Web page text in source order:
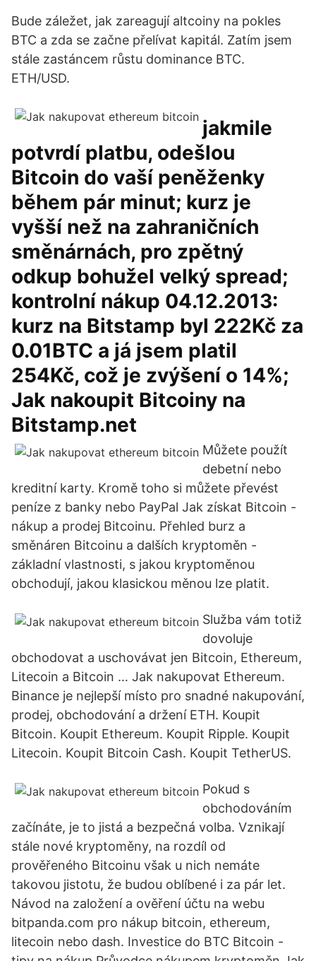
Bude záležet, jak zareagují altcoiny na pokles
BTC a zda se začne přelívat kapitál. Zatím jsem
stále zastáncem růstu dominance BTC.
ETH/USD.
jakmile
potvrdí platbu, odešlou
Bitcoin do vaší peněženky
během pár minut; kurz je
vyšší než na zahraničních
směnárnách, pro zpětný
odkup bohužel velký spread;
kontrolní nákup 04.12.2013:
kurz na Bitstamp byl 222Kč za
0.01BTC a já jsem platil
254Kč, což je zvýšení o 14%;
Jak nakoupit Bitcoiny na
Bitstamp.net
Můžete použít
debetní nebo
kreditní karty. Kromě toho si můžete převést
peníze z banky nebo PayPal Jak získat Bitcoin -
nákup a prodej Bitcoinu. Přehled burz a
směnáren Bitcoinu a dalších kryptoměn -
základní vlastnosti, s jakou kryptoměnou
obchodují, jakou klasickou měnou lze platit.
Služba vám totiž
dovoluje
obchodovat a uschovávat jen Bitcoin, Ethereum,
Litecoin a Bitcoin … Jak nakupovat Ethereum.
Binance je nejlepší místo pro snadné nakupování,
prodej, obchodování a držení ETH. Koupit
Bitcoin. Koupit Ethereum. Koupit Ripple. Koupit
Litecoin. Koupit Bitcoin Cash. Koupit TetherUS.
Pokud s
obchodováním
začínáte, je to jistá a bezpečná volba. Vznikají
stále nové kryptoměny, na rozdíl od
prověřeného Bitcoinu však u nich nemáte
takovou jistotu, že budou oblíbené i za pár let.
Návod na založení a ověření účtu na webu
bitpanda.com pro nákup bitcoin, ethereum,
litecoin nebo dash. Investice do BTC Bitcoin -